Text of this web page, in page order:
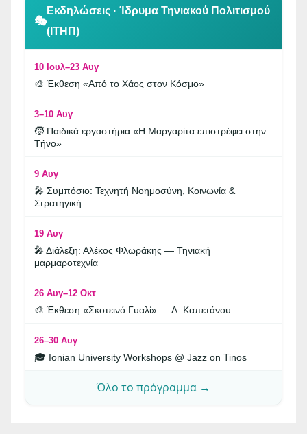
🎭
Εκδηλώσεις · Ίδρυμα Τηνιακού Πολιτισμού
(ΙΤΗΠ)
10 Ιουλ–23 Αυγ
🎨 Έκθεση «Από το Χάος στον Κόσμο»
3–10 Αυγ
🧒 Παιδικά εργαστήρια «Η Μαργαρίτα επιστρέφει στην
Τήνο»
9 Αυγ
🎤 Συμπόσιο: Τεχνητή Νοημοσύνη, Κοινωνία &
Στρατηγική
19 Αυγ
🎤 Διάλεξη: Αλέκος Φλωράκης — Τηνιακή
μαρμαροτεχνία
26 Αυγ–12 Οκτ
🎨 Έκθεση «Σκοτεινό Γυαλί» — Α. Καπετάνου
26–30 Αυγ
🎓 Ionian University Workshops @ Jazz on Tinos
Όλο το πρόγραμμα →